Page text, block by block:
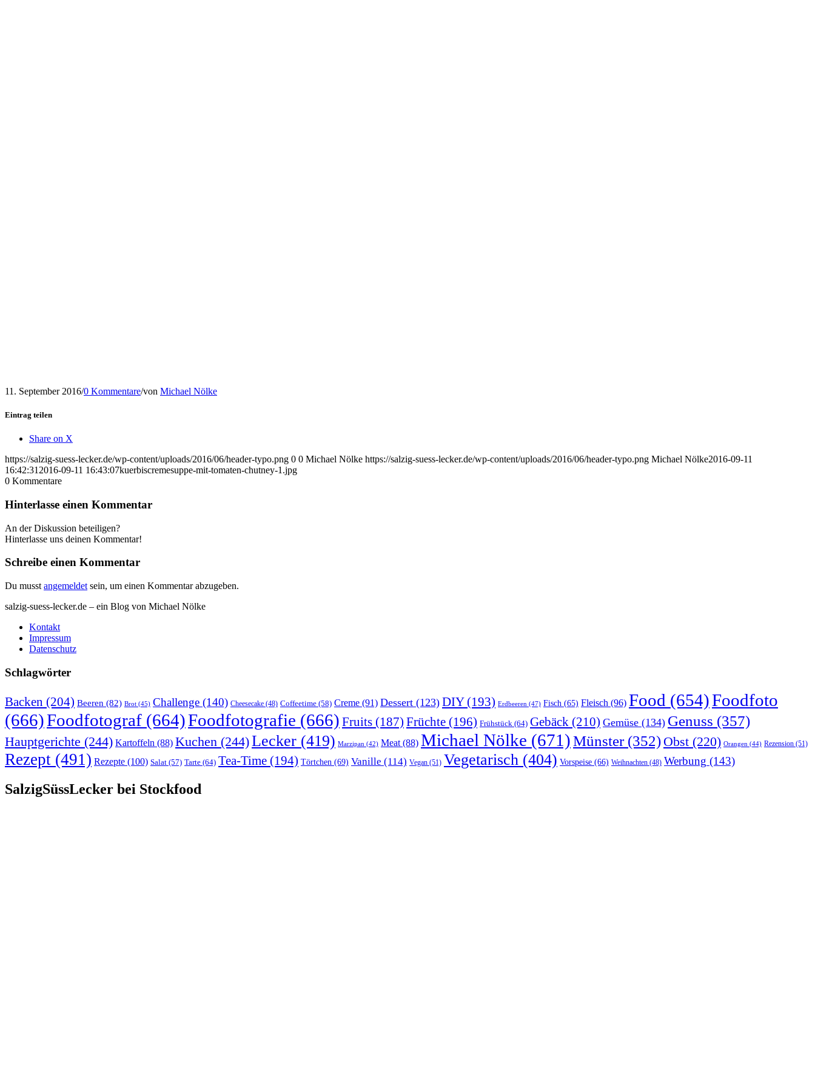
11. September 2016/0 Kommentare/von Michael Nölke
Eintrag teilen
Share on X
https://salzig-suess-lecker.de/wp-content/uploads/2016/06/header-typo.png 0 0 Michael Nölke https://salzig-suess-lecker.de/wp-content/uploads/2016/06/header-typo.png Michael Nölke2016-09-11
16:42:31 2016-09-11 16:43:07kuerbiscremesuppe-mit-tomaten-chutney-1.jpg
0 Kommentare
Hinterlasse einen Kommentar
An der Diskussion beteiligen?
Hinterlasse uns deinen Kommentar!
Schreibe einen Kommentar
Du musst angemeldet sein, um einen Kommentar abzugeben.
salzig-suess-lecker.de – ein Blog von Michael Nölke
Kontakt
Impressum
Datenschutz
Schlagwörter
Backen (204) Beeren (82) Brot (45) Challenge (140) Cheesecake (48) Coffeetime (58) Creme (91) Dessert (123) DIY(193) Erdbeeren (47) Fisch (65) Fleisch (96) Food (654)Foodfoto
(666)Foodfotograf (664)Foodfotografie (666) Fruits (187) Früchte (196) Frühstück (64) Gebäck (210) Gemüse (134) Genuss (357)
Hauptgerichte (244) Kartoffeln (88) Kuchen (244)Lecker (419) Marzipan (42) Meat(88) Michael Nölke (671)Münster(352) Obst (220) Orangen (44) Rezension (51)
Rezept (491) Rezepte (100) Salat (57) Tarte (64) Tea-Time (194) Törtchen (69) Vanille (114) Vegan (51) Vegetarisch (404) Vorspeise (66) Weihnachten (48) Werbung (143)
SalzigSüssLecker bei Stockfood